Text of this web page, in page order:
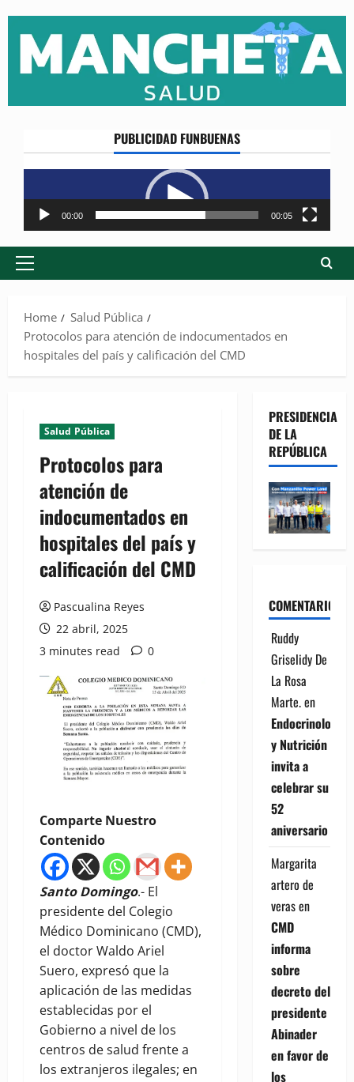
content
PUBLICIDAD FUNBUENAS
Reproductor
de
vídeo
00:00 00:05
Primary
Home
Salud Pública
Protocolos para atención de indocumentados en
hospitales del país y calificación del CMD
Salud Pública
Protocolos para
atención de
indocumentados en
hospitales del país y
calificación del CMD
Pascualina Reyes
22 abril, 2025
3 minutes read
0
Comparte Nuestro
Contenido
Santo Domingo.- El
presidente del Colegio
Médico Dominicano (CMD),
el doctor Waldo Ariel
Suero, expresó que la
aplicación de las medidas
establecidas por el
Gobierno a nivel de los
centros de salud frente a
los extranjeros ilegales; en
PRESIDENCIA
DE LA
REPÚBLICA
COMENTARIOS
Ruddy
Griselidy De
La Rosa
Marte.en
Endocrinología
y Nutrición
invita a
celebrar su
52
aniversario
Margarita
artero de
verasen
CMD
informa
sobre
decreto del
presidente
Abinader
en favor de
los